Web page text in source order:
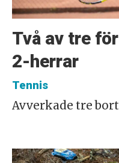
Två av tre
2-herrar
Tennis
Avverkade tre